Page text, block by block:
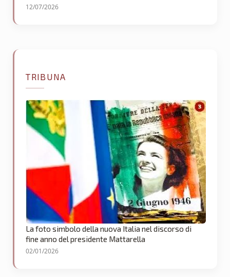
12/07/2026
TRIBUNA
La foto simbolo della nuova Italia nel discorso di
fine anno del presidente Mattarella
02/01/2026